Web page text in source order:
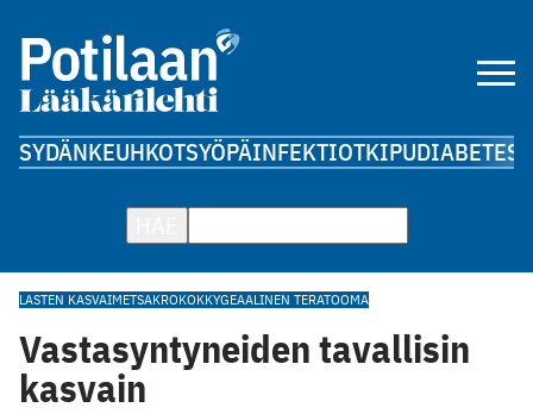
SYDÄNKEUHKOTSYÖPÄINFEKTIOTKIPUDIABETES
LASTEN KASVAIMETSAKROKOKKYGEAALINEN TERATOOMA
Vastasyntyneiden tavallisin
kasvain